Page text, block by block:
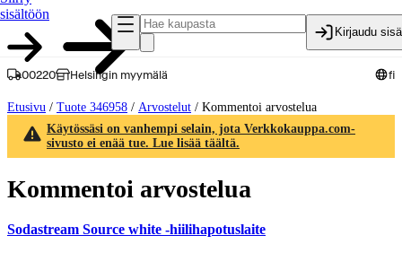
sisältöön
Kirjaudu
00220 Helsingin myymälä fi
Etusivu / Tuote 346958 / Arvostelut / Kommentoi arvostelua
Käytössäsi on vanhempi selain, jota Verkkokauppa.com-
sivusto ei enää tue. Lue lisää täältä.
Kommentoi arvostelua
Sodastream Source white -hiilihapotuslaite